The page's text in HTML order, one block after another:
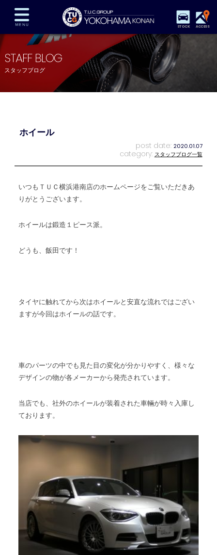
STOCK ACCESS
在庫車両情報 保証&サービス パーツリスト
TUCとは？ 店舗情報 アクセスマップ
全国納車 特別作業 注文販売
STAFF BLOG
スタッフブログ
ホイール
post date: 2020.01.07
category: スタッフブログ一覧
いつもＴＵＣ横浜港南店のホームページをご覧いただきあ
りがとうございます。
ホイールは鍛造１ピース派。
どうも、飯田です！
タイヤに触れてから次はホイールと安直な流れではござい
ますが今回はホイールの話です。
車のパーツの中でも見た目の変化が分かりやすく、様々な
デザインの物が各メーカーから発売されています。
当店でも、社外のホイールが装着された車輛が時々入庫し
ております。